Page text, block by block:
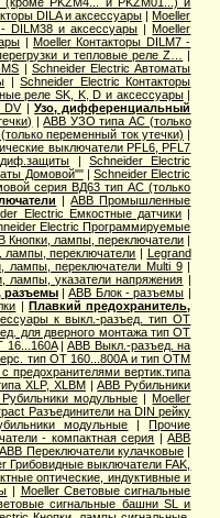
DILA и аксессуары |Moeller
DILM38 и аксессуары |Moeller
|Moeller Контакторы DILM7 -
и тепловые реле Z…
|
| Schneider Electric Автоматы
|Schneider Electric Контакторы
реле SK, K, D и аксессуары|
DV|Узо, дифференциальный
|ABB УЗО типа АС (только
переменный ток утечки) |
выключатели PFL6, PFL7
|Schneider Electric
Домовой""|Schneider Electric
серия ВД63 тип АС (только
|ABB Промышленные
Electric Емкостные датчики |
Electric Программируемые
Кнопки, лампы, переключатели |
лампы, переключатели | Legrand
лампы, переключатели Multi 9|
лампы, указатели напряжения |
разъемы|ABB Блок - разъемы |
|Плавкий предохранитель,
к выкл.-разъед. тип OT
для дверного монтажа тип OT
16...160A|ABB Выкл.-разъед. на
тип OT 160...800A и тип OTМ
предохранителями вертик.типа
XLP, XLBM |ABB Рубильники
модульные |Moeller
Разъединители на DIN рейку
модульные |Прочие
- компактная серия |ABB
ABB Переключатели кулачковые |
Грибовидные выключатели FAK,
оптические, индуктивные и
| Moeller Световые сигнальные
сигнальные башни SL и